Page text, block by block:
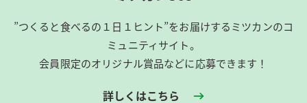
”つくると食べるの１日１ヒント”をお届けするミツカンのコ
ミュニティサイト。
会員限定のオリジナル賞品などに応募できます！
詳しくはこちら